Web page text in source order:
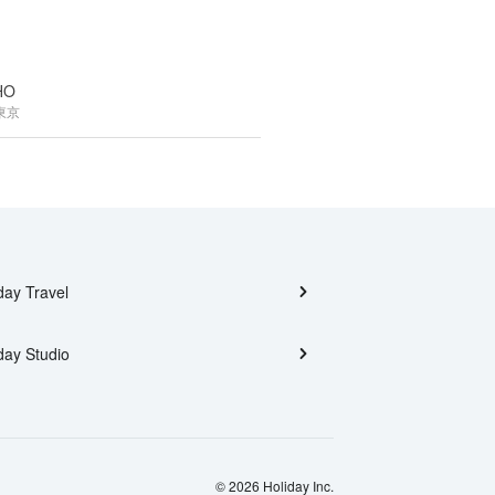
京
Travel
Studio
© 2026 Holiday Inc.